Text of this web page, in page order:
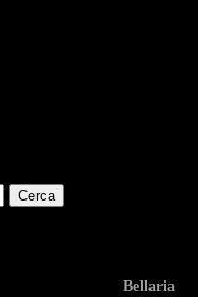
Bellaria